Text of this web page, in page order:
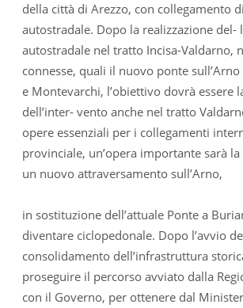
della città di Arezzo, con collegamento
autostradale. Dopo la realizzazione del-
autostradale nel tratto Incisa-Valdarno,
connesse, quali il nuovo ponte
e Montevarchi, l’obiettivo dovrà essere
dell’inter- vento anche nel tratto
opere essenziali per i collegamenti
provinciale, un’opera importante sarà
un nuovo attraversamento sull’Arno,
in sostituzione dell’attuale Ponte a
diventare ciclopedonale. Dopo l’avvio
consolidamento dell’infrastruttura
proseguire il percorso avviato dalla
con il Governo, per ottenere dal